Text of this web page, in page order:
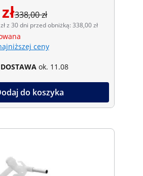
338,00 zł
z 30 dni przed obniżką: 338,00 zł
ceny
ok. 11.08
do koszyka